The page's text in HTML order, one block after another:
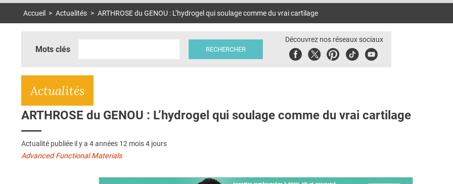
Accueil > Actualités > ARTHROSE du GENOU : L’hydrogel qui soulage comme du vrai cartilage
Mots clés
Découvrez nos réseaux sociaux
FacebookTwitterPinterest
TiktokYoubute
Actualités
ARTHROSE du GENOU : L’hydrogel qui soulage comme du vrai cartilage
Actualité publiée il y a 4 années 12 mois 4 jours
Advanced Functional Materials